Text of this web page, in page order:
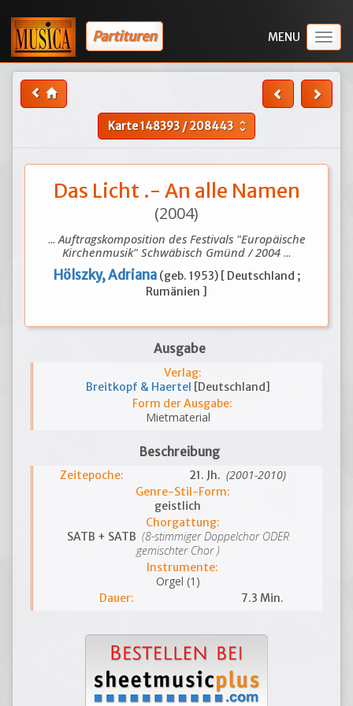
Partituren
Karte148393/208443 unfold_more
Das Licht .- An alle Namen
(2004)
...Auftragskomposition des Festivals "Europäische
Kirchenmusik" Schwäbisch Gmünd / 2004 ...
Hölszky, Adriana (geb. 1953) [ Deutschland ;
Rumänien ]
Ausgabe
Verlag:
Breitkopf & Haertel [Deutschland]
Form der Ausgabe:
Mietmaterial
Beschreibung
Zeitepoche: 21. Jh. (2001-2010)
Genre-Stil-Form:
geistlich
Chorgattung:
SATB + SATB (8-stimmiger Doppelchor ODER
gemischter Chor )
Instrumente:
Orgel (1)
Dauer: 7.3 Min.